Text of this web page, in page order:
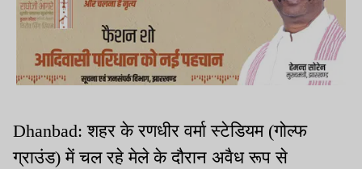
Dhanbad: शहर के रणधीर वर्मा स्टेडियम (गोल्फ
ग्राउंड) में चल रहे मेले के दौरान अवैध रूप से